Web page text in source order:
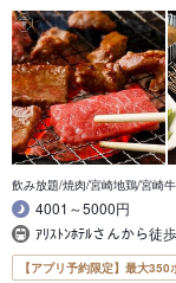
飲み放題/焼肉/宮崎地鶏/宮崎
4001～5000円
ｱﾘｽﾄﾝﾎﾃﾙさんから徒
【アプリ予約限定】最大